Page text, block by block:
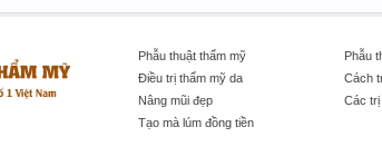
Phẫu thuật thẩm mỹ
Điều trị thẩm mỹ da
Nâng mũi đẹp
Tạo mà lúm đồng tiền
Phẫu
Cách
Các trị